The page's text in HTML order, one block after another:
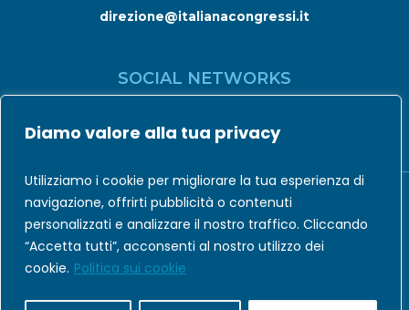
Diamo valore alla tua privacy
Utilizziamo i cookie per migliorare la tua esperienza di
navigazione, offrirti pubblicità o contenuti
personalizzati e analizzare il nostro traffico. Cliccando
“Accetta tutti”, acconsenti al nostro utilizzo dei
cookie. Politica sui cookie
direzione@italianacongressi.it
SOCIAL NETWORKS
ARSNOVASTUDIO.IT
Codice Etico|Privacy Policy |Cookie Policy